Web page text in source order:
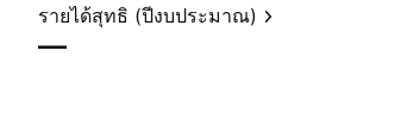
รายได้สุทธิ (ปีงบประมาณ)
—